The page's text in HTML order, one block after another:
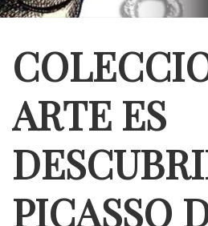
ARTE ES
PICASSO